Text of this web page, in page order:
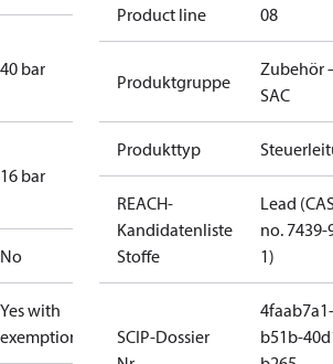
40 bar
16 bar
No
Yes with
exemptions
Product line 08
Produktgruppe
Zubehör
SAC
Produkttyp
REACH-
Kandidatenliste
Stoffe
Lead
no. 7439-
1)
SCIP-Dossier
4faab7a1-
b51b-